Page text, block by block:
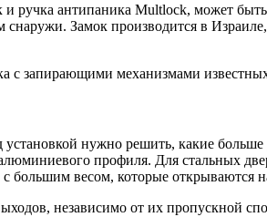
ручка антипаника Multlock, может
Замок производится в
запирающими механизмами
нужно решить, какие
профиля. Для стальных
большим весом, которые
независимо от их пропускной